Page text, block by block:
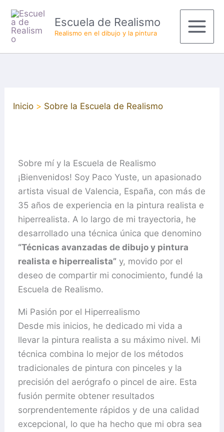
contenido
Escuela de Realismo
Realismo en el dibujo y la pintura
Main
Menu
Inicio Sobre la Escuela de Realismo
Sobre mí y la Escuela de Realismo
¡Bienvenidos! Soy Paco Yuste, un apasionado
artista visual de Valencia, España, con más de
35 años de experiencia en la pintura realista e
hiperrealista. A lo largo de mi trayectoria, he
desarrollado una técnica única que denomino
“Técnicas avanzadas de dibujo y pintura
realista e hiperrealista” y, movido por el
deseo de compartir mi conocimiento, fundé la
Escuela de Realismo.
Mi Pasión por el Hiperrealismo
Desde mis inicios, he dedicado mi vida a
llevar la pintura realista a su máximo nivel. Mi
técnica combina lo mejor de los métodos
tradicionales de pintura con pinceles y la
precisión del aerógrafo o pincel de aire. Esta
fusión permite obtener resultados
sorprendentemente rápidos y de una calidad
excepcional, lo que ha hecho que mi obra sea